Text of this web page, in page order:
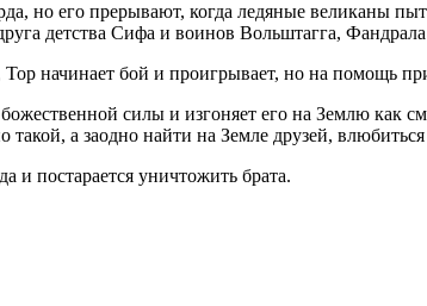
но его прерывают, когда ледяные великаны
детства Сифа и воинов Вольштагга,
начинает бой и проигрывает, но на помощь
силы и изгоняет его на Землю как
такой, а заодно найти на Земле друзей,
и постарается уничтожить брата.